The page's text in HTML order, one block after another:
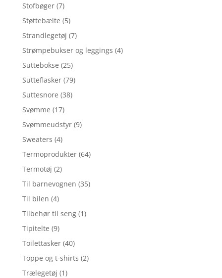
Stofbøger (7)
Støttebælte (5)
Strandlegetøj (7)
Strømpebukser og leggings (4)
Suttebokse (25)
Sutteflasker (79)
Suttesnore (38)
Svømme (17)
Svømmeudstyr (9)
Sweaters (4)
Termoprodukter (64)
Termotøj (2)
Til barnevognen (35)
Til bilen (4)
Tilbehør til seng (1)
Tipitelte (9)
Toilettasker (40)
Toppe og t-shirts (2)
Trælegetøj (1)